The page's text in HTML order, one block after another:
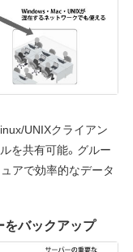
UNIXクライアン
を共有可能。グルー
アで効率的なデータ
をバックアップ